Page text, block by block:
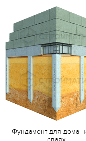
Фундамент для дома